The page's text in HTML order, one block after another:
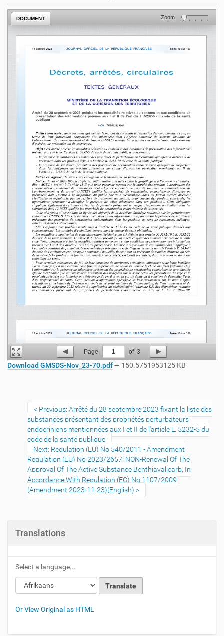
DOCUMENT Zoom
Page 1 of 3
Download GMSDS-Nov_23-70.pdf— 150.5751953125 KB
Previous: Arrêté du 28 septembre 2023 fixant la liste des
substances présentant des propriétés perturbateurs
endocriniens mentionnées aux I et II de l'article L. 5232-5 du
code de la santé publique
Next: Regulation (EU) No 540/2011 - Amendment
Regulation (EU) No 2023/2657: NON-Renewal Of The
Approval Of The Active Substance Benthiavalicarb, In
Accordance With Regulation (EC) No 1107/2009
(Amendment 2023-11-23)(English)
Translations
Select a language...
Or View Original as HTML